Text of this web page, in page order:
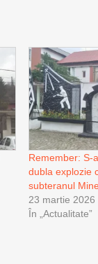
Remember: S-
dubla explozie
subteranul
23 martie 2026
În „Actualitate”